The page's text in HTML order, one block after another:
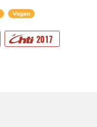
Vegan
2017